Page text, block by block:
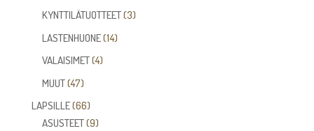
tuotetta
KYNTTILÄTUOTTEET 33
LASTENHUONE 1414
VALAISIMET 44
MUUT 4747
tuotetta
LAPSILLE 6666
tuotetta
ASUSTEET 99